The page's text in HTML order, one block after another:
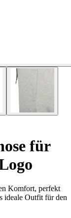
für
Komfort, perfekt
ideale Outfit für den